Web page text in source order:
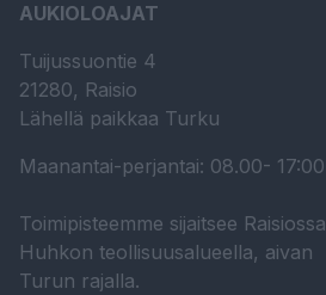
AUKIOLOAJAT
Tuijussuontie 4
21280, Raisio
Lähellä paikkaa Turku
Maanantai-perjantai: 08.00- 17:00
Toimipisteemme sijaitsee Raisiossa
Huhkon teollisuusalueella, aivan
Turun rajalla.